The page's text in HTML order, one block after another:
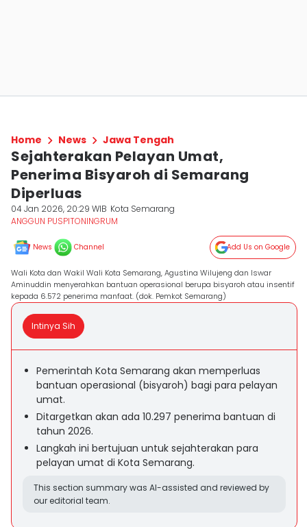
Home News Jawa Tengah
Sejahterakan Pelayan Umat,
Penerima Bisyaroh di Semarang
Diperluas
04 Jan 2026, 20:29 WIB Kota Semarang
ANGGUN PUSPITONINGRUM
News Channel Add Us on Google
Wali Kota dan Wakil Wali Kota Semarang, Agustina Wilujeng dan Iswar
Aminuddin menyerahkan bantuan operasional berupa bisyaroh atau insentif
kepada 6.572 penerima manfaat. (dok. Pemkot Semarang)
Intinya Sih
Pemerintah Kota Semarang akan memperluas
bantuan operasional (bisyaroh) bagi para pelayan
umat.
Ditargetkan akan ada 10.297 penerima bantuan di
tahun 2026.
Langkah ini bertujuan untuk sejahterakan para
pelayan umat di Kota Semarang.
This section summary was AI-assisted and reviewed by
our editorial team.